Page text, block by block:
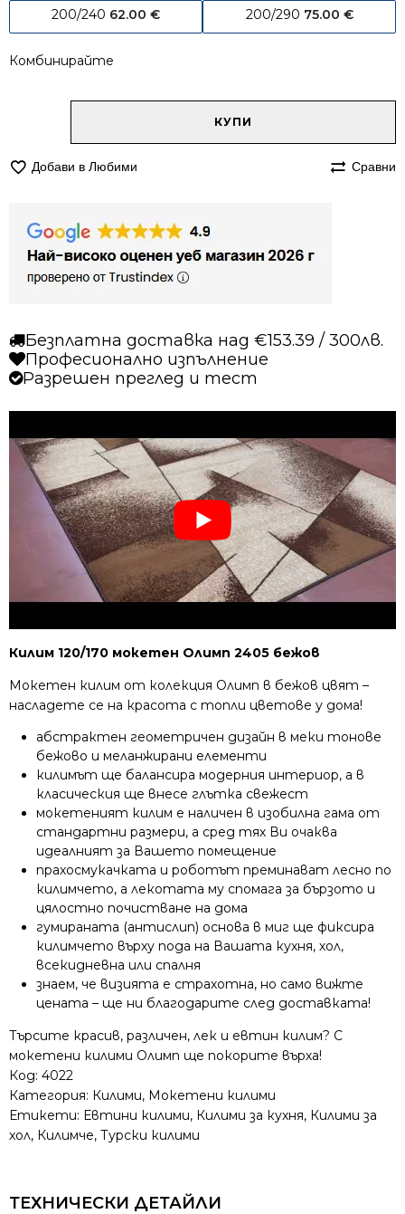
200/240 62.00 € 200/290 75.00 €
Комбинирайте
120/170
2405
бежов
КУПИ
Добави в Любими Сравни
Безплатна доставка над €153.39 / 300лв.
Професионално изпълнение
Разрешен преглед и тест
Килим 120/170 мокетен Олимп 2405 бежов
Мокетен килим от колекция Олимп в бежов цвят –
насладете се на красота с топли цветове у дома!
абстрактен геометричен дизайн в меки тонове
бежово и меланжирани елементи
килимът ще балансира модерния интериор, а в
класическия ще внесе глътка свежест
мокетеният килим е наличен в изобилна гама от
стандартни размери, а сред тях Ви очаква
идеалният за Вашето помещение
прахосмукачката и роботът преминават лесно по
килимчето, а лекотата му спомага за бързото и
цялостно почистване на дома
гумираната (антислип) основа в миг ще фиксира
килимчето върху пода на Вашата кухня, хол,
всекидневна или спалня
знаем, че визията е страхотна, но само вижте
цената – ще ни благодарите след доставката!
Търсите красив, различен, лек и евтин килим? С
мокетени килими Олимп ще покорите върха!
Код: 4022
Категория: Килими, Мокетени килими
Етикети: Евтини килими, Килими за кухня, Килими за
хол, Килимче, Турски килими
ТЕХНИЧЕСКИ ДЕТАЙЛИ